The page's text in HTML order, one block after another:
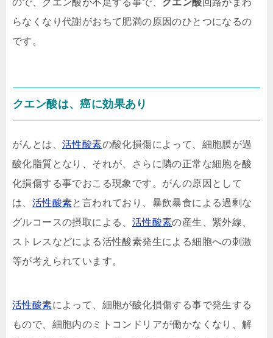
ので、クエン酸が不足する事で、 クエン酸回路がまわ
らなくなり代謝がおちて肥満の原因のひとつになるの
です。
クエン酸は、癌に効果あり
がんとは、 活性酸素の酸化損傷によって、細胞膜が過
酸化脂質となり、それが、さらに隣の正常な細胞を酸
化損傷する事でおこる現象です。がんの原因として
は、 活性酸素と言われており、暴飲暴食による過剰な
グルコースの摂取による、 活性酸素の産生、紫外線、
ストレスなどによる活性酸素発生による細胞への刺激
等が考えられています。
活性酸素によって、細胞が酸化損傷する事で発生する
もので、細胞内のミトコンドリアが働かなくなり、解